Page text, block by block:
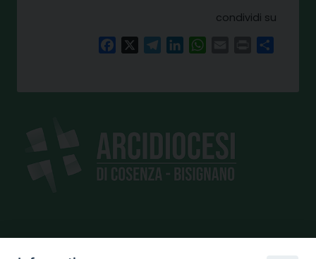
condividi su
FacebookTelegramLinkedInWhatsAppPrint